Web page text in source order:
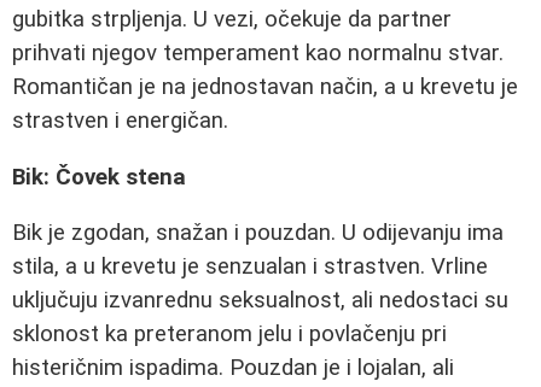
gubitka strpljenja. U vezi, očekuje da partner
prihvati njegov temperament kao normalnu stvar.
Romantičan je na jednostavan način, a u krevetu je
strastven i energičan.
Bik: Čovek stena
Bik je zgodan, snažan i pouzdan. U odijevanju ima
stila, a u krevetu je senzualan i strastven. Vrline
uključuju izvanrednu seksualnost, ali nedostaci su
sklonost ka preteranom jelu i povlačenju pri
histeričnim ispadima. Pouzdan je i lojalan, ali